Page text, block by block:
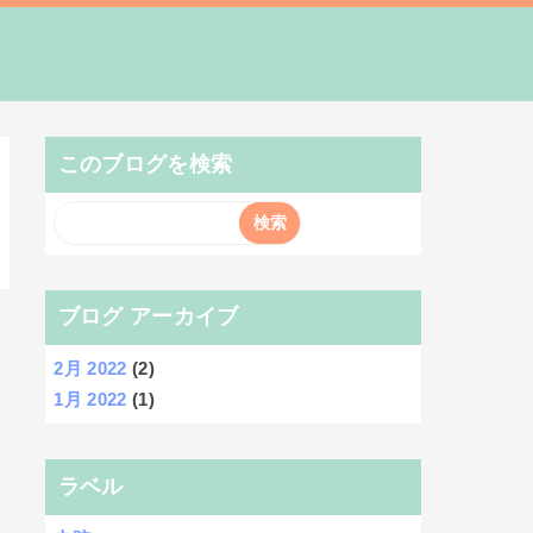
このブログを検索
ブログ アーカイブ
2月 2022 (2)
1月 2022 (1)
ラベル